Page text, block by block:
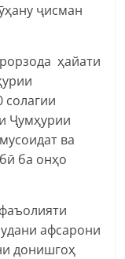
ҷисман
ҳайати
Ҷумҳурии
ва
ба онҳо
афсарони
донишгоҳ